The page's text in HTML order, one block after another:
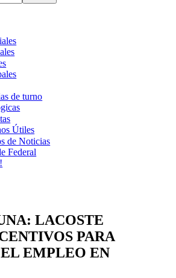
de turno
Útiles
de Noticias
Federal
LACOSTE
PARA
EMPLEO EN